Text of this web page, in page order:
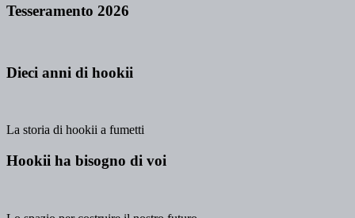
Tesseramento 2026
Dieci anni di hookii
La storia di hookii a fumetti
Hookii ha bisogno di voi